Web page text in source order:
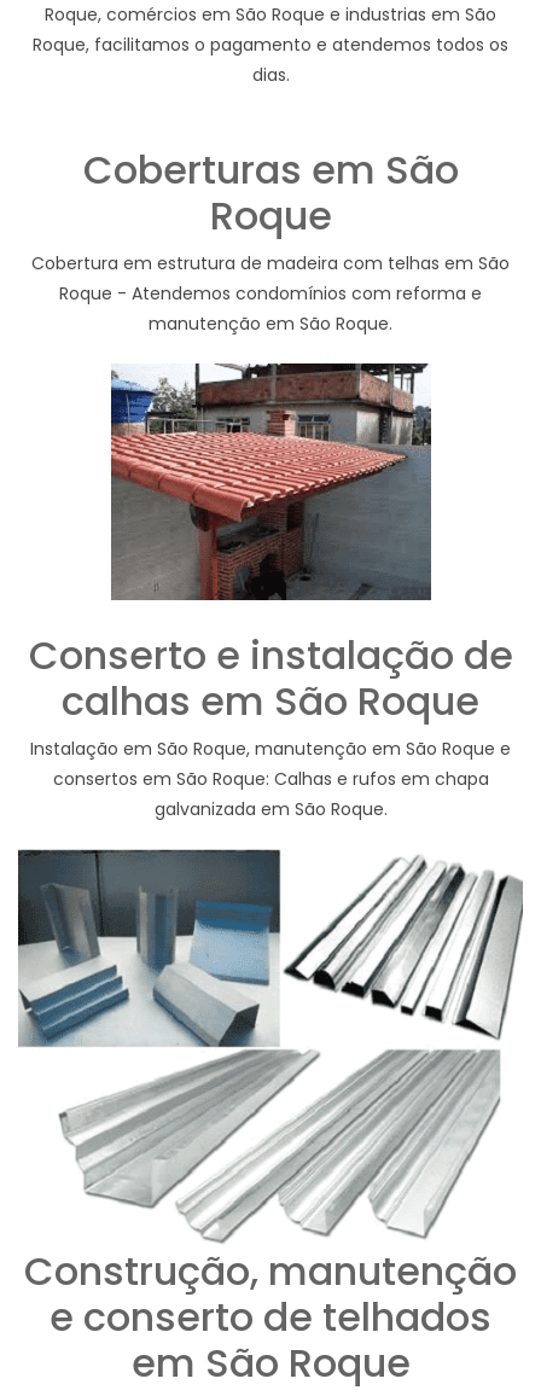
Roque, comércios em São Roque e industrias em São
Roque, facilitamos o pagamento e atendemos todos os
dias.
Coberturas em São
Roque
Cobertura em estrutura de madeira com telhas em São
Roque - Atendemos condomínios com reforma e
manutenção em São Roque.
Conserto e instalação de
calhas em São Roque
Instalação em São Roque, manutenção em São Roque e
consertos em São Roque: Calhas e rufos em chapa
galvanizada em São Roque.
Construção, manutenção
e conserto de telhados
em São Roque